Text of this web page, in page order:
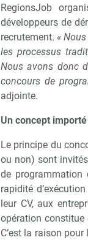
RegionsJob
développeurs de
recrutement. «
les processus
Nous avons donc
concours de
adjointe.
Un concept
Le principe du
ou non) sont
de programmation
rapidité
leur CV, aux
opération constitue
C’est la raison